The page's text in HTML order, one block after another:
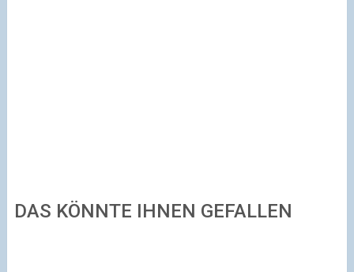
DAS KÖNNTE IHNEN GEFALLEN